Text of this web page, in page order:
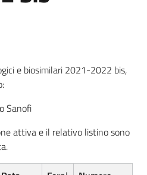
e biosimilari 2021-2022 bis,
Sanofi
attiva e il relativo listino sono